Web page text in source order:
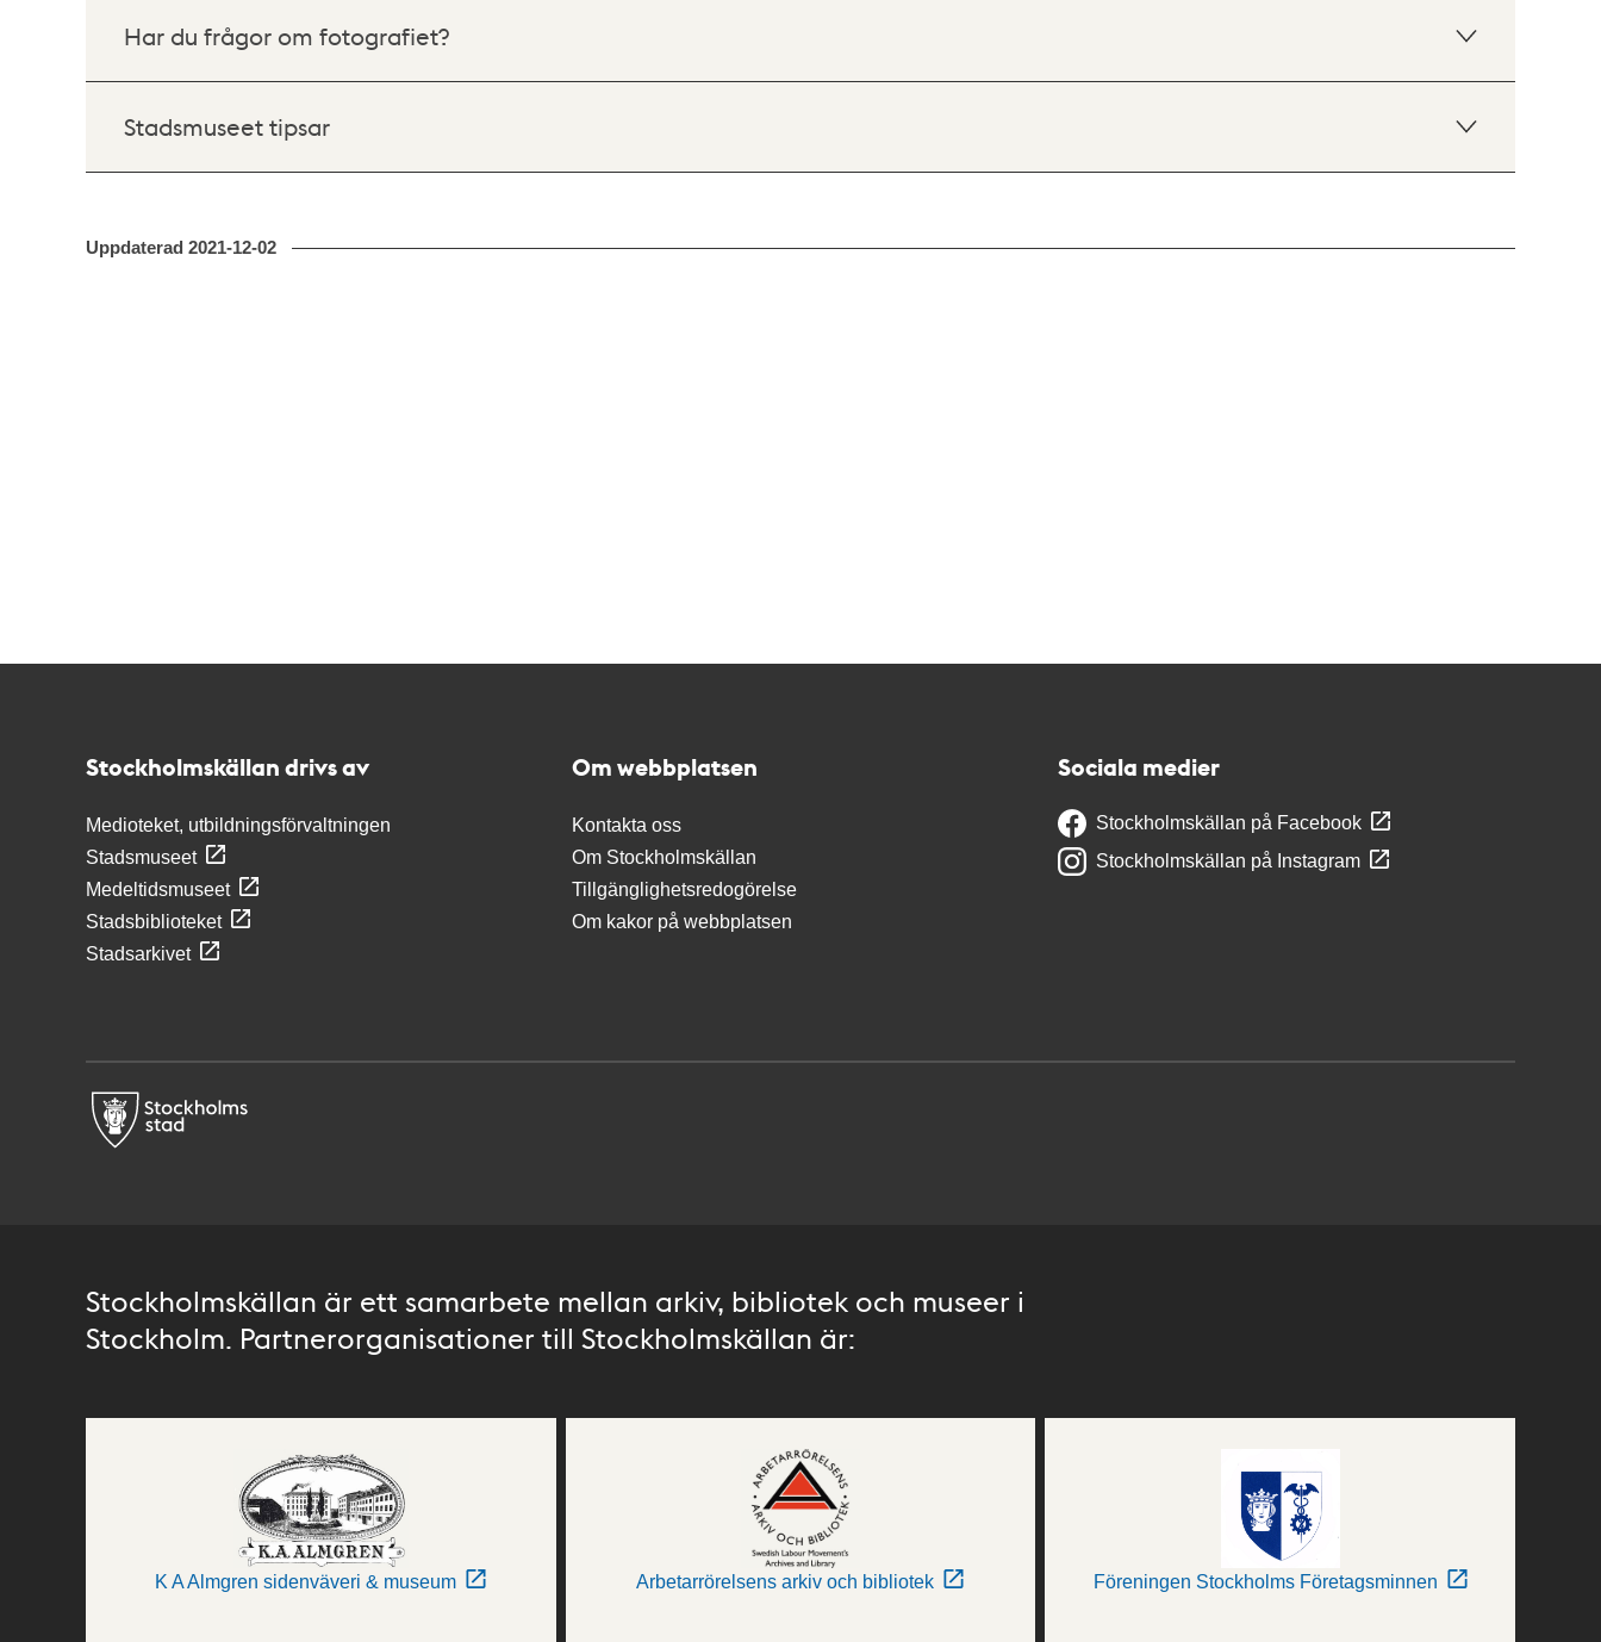
Har du frågor om fotografiet?
Stadsmuseet tipsar
Uppdaterad 2021-12-02
Stockholmskällan drivs av
Medioteket, utbildningsförvaltningen
Stadsmuseet
Medeltidsmuseet
Stadsbiblioteket
Stadsarkivet
Om webbplatsen
Kontakta oss
Om Stockholmskällan
Tillgänglighetsredogörelse
Om kakor på webbplatsen
Sociala medier
Stockholmskällan på Facebook
Stockholmskällan på Instagram
Stockholmskällan är ett samarbete mellan arkiv, bibliotek och museer i
Stockholm. Partnerorganisationer till Stockholmskällan är:
K A Almgren sidenväveri & museum Arbetarrörelsens arkiv och bibliotek Föreningen Stockholms Företagsminnen